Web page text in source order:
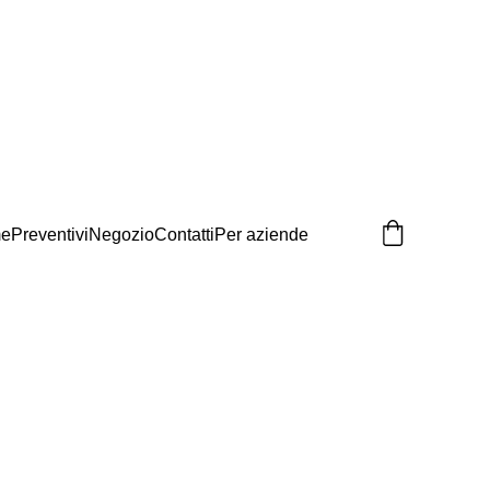
PreventiviNegozioContattiPer aziende